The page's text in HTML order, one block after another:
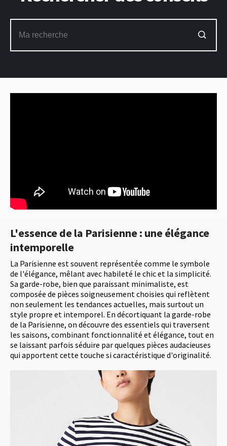
L'essence de la Parisienne : une élégance
intemporelle
La Parisienne est souvent représentée comme le symbole
de l'élégance, mêlant avec habileté le chic et la simplicité.
Sa garde-robe, bien que paraissant minimaliste, est
composée de pièces soigneusement choisies qui reflètent
non seulement les tendances actuelles, mais surtout un
style propre et intemporel. En décortiquant la garde-robe
de la Parisienne, on découvre des essentiels qui traversent
les saisons, combinant fonctionnalité et élégance, tout en
se laissant parfois séduire par quelques pièces audacieuses
qui apportent cette touche si caractéristique d'originalité.